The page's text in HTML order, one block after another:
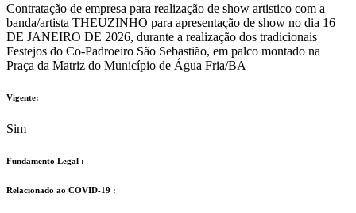
Contratação de empresa para realização de show artistico com a
banda/artista THEUZINHO para apresentação de show no dia 16
DE JANEIRO DE 2026, durante a realização dos tradicionais
Festejos do Co-Padroeiro São Sebastião, em palco montado na
Praça da Matriz do Município de Água Fria/BA
Vigente:
Sim
Fundamento Legal :​
Relacionado ao COVID-19 :​